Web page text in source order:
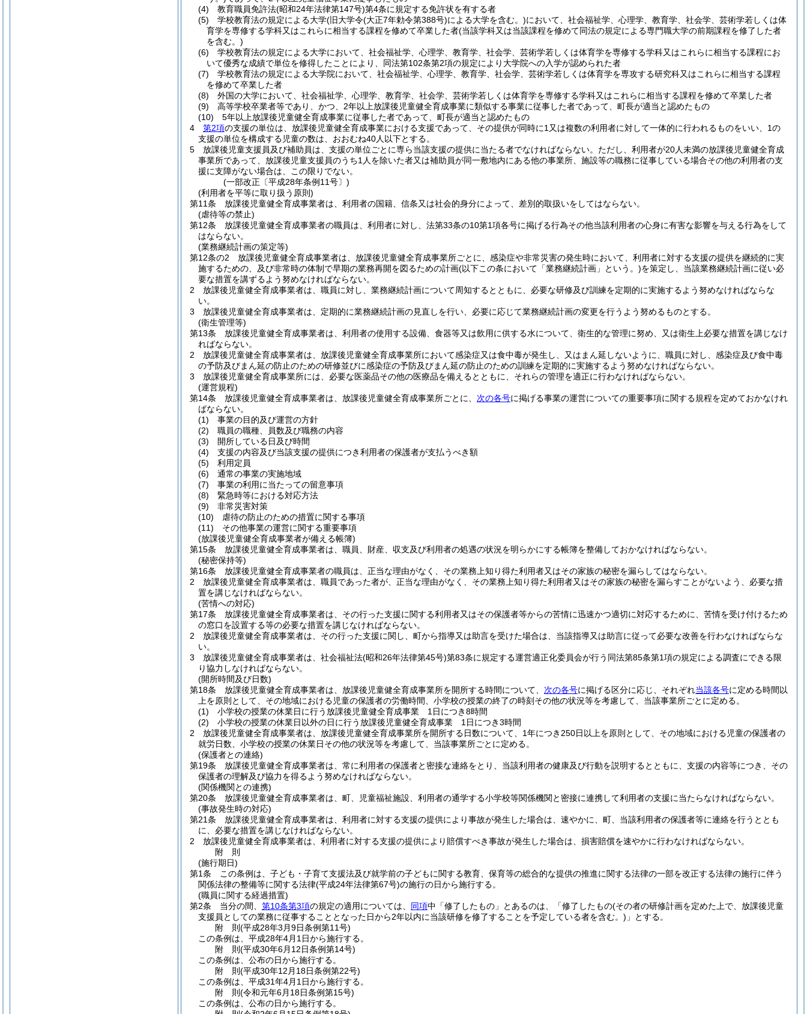
(4)
教育職員免許法(昭和24年法律第147号)第4条に規定する免許状を有する者
(5)
学校教育法の規定による大学(旧大学令(大正7年勅令第388号)による大学を含む。)において、社会福祉学、心理学、教育学、社会学、芸術学若しくは体
育学を専修する学科又はこれらに相当する課程を修めて卒業した者(当該学科又は当該課程を修めて同法の規定による専門職大学の前期課程を修了した者
を含む。)
(6)
学校教育法の規定による大学において、社会福祉学、心理学、教育学、社会学、芸術学若しくは体育学を専修する学科又はこれらに相当する課程にお
いて優秀な成績で単位を修得したことにより、同法第102条第2項の規定により大学院への入学が認められた者
(7)
学校教育法の規定による大学院において、社会福祉学、心理学、教育学、社会学、芸術学若しくは体育学を専攻する研究科又はこれらに相当する課程
を修めて卒業した者
(8)
外国の大学において、社会福祉学、心理学、教育学、社会学、芸術学若しくは体育学を専修する学科又はこれらに相当する課程を修めて卒業した者
(9)
高等学校卒業者等であり、かつ、2年以上放課後児童健全育成事業に類似する事業に従事した者であって、町長が適当と認めたもの
(10)
5年以上放課後児童健全育成事業に従事した者であって、町長が適当と認めたもの
4
第2項の支援の単位は、放課後児童健全育成事業における支援であって、その提供が同時に1又は複数の利用者に対して一体的に行われるものをいい、1の
支援の単位を構成する児童の数は、おおむね40人以下とする。
5
放課後児童支援員及び補助員は、支援の単位ごとに専ら当該支援の提供に当たる者でなければならない。 ただし、利用者が20人未満の放課後児童健全育成
事業所であって、放課後児童支援員のうち1人を除いた者又は補助員が同一敷地内にある他の事業所、施設等の職務に従事している場合その他の利用者の支
援に支障がない場合は、この限りでない。
(一部改正〔平成28年条例11号〕)
(利用者を平等に取り扱う原則)
第11条
放課後児童健全育成事業者は、利用者の国籍、信条又は社会的身分によって、差別的取扱いをしてはならない。
(虐待等の禁止)
第12条
放課後児童健全育成事業者の職員は、利用者に対し、法第33条の10第1項各号に掲げる行為その他当該利用者の心身に有害な影響を与える行為をして
はならない。
(業務継続計画の策定等)
第12条の2
放課後児童健全育成事業者は、放課後児童健全育成事業所ごとに、感染症や非常災害の発生時において、利用者に対する支援の提供を継続的に実
施するための、及び非常時の体制で早期の業務再開を図るための計画(以下この条において「業務継続計画」という。)を策定し、当該業務継続計画に従い必
要な措置を講ずるよう努めなければならない。
2
放課後児童健全育成事業者は、職員に対し、業務継続計画について周知するとともに、必要な研修及び訓練を定期的に実施するよう努めなければならな
い。
3
放課後児童健全育成事業者は、定期的に業務継続計画の見直しを行い、必要に応じて業務継続計画の変更を行うよう努めるものとする。
(衛生管理等)
第13条
放課後児童健全育成事業者は、利用者の使用する設備、食器等又は飲用に供する水について、衛生的な管理に努め、又は衛生上必要な措置を講じなけ
ればならない。
2
放課後児童健全育成事業者は、放課後児童健全育成事業所において感染症又は食中毒が発生し、又はまん延しないように、職員に対し、感染症及び食中毒
の予防及びまん延の防止のための研修並びに感染症の予防及びまん延の防止のための訓練を定期的に実施するよう努めなければならない。
3
放課後児童健全育成事業所には、必要な医薬品その他の医療品を備えるとともに、それらの管理を適正に行わなければならない。
(運営規程)
第14条
放課後児童健全育成事業者は、放課後児童健全育成事業所ごとに、 次の各号に掲げる事業の運営についての重要事項に関する規程を定めておかなけれ
ばならない。
(1)
事業の目的及び運営の方針
(2)
職員の職種、員数及び職務の内容
(3)
開所している日及び時間
(4)
支援の内容及び当該支援の提供につき利用者の保護者が支払うべき額
(5)
利用定員
(6)
通常の事業の実施地域
(7)
事業の利用に当たっての留意事項
(8)
緊急時等における対応方法
(9)
非常災害対策
(10)
虐待の防止のための措置に関する事項
(11)
その他事業の運営に関する重要事項
(放課後児童健全育成事業者が備える帳簿)
第15条
放課後児童健全育成事業者は、職員、財産、収支及び利用者の処遇の状況を明らかにする帳簿を整備しておかなければならない。
(秘密保持等)
第16条
放課後児童健全育成事業者の職員は、正当な理由がなく、その業務上知り得た利用者又はその家族の秘密を漏らしてはならない。
2
放課後児童健全育成事業者は、職員であった者が、正当な理由がなく、その業務上知り得た利用者又はその家族の秘密を漏らすことがないよう、必要な措
置を講じなければならない。
(苦情への対応)
第17条
放課後児童健全育成事業者は、その行った支援に関する利用者又はその保護者等からの苦情に迅速かつ適切に対応するために、苦情を受け付けるため
の窓口を設置する等の必要な措置を講じなければならない。
2
放課後児童健全育成事業者は、その行った支援に関し、町から指導又は助言を受けた場合は、当該指導又は助言に従って必要な改善を行わなければならな
い。
3
放課後児童健全育成事業者は、社会福祉法(昭和26年法律第45号)第83条に規定する運営適正化委員会が行う同法第85条第1項の規定による調査にできる限
り協力しなければならない。
(開所時間及び日数)
第18条
放課後児童健全育成事業者は、放課後児童健全育成事業所を開所する時間について、 次の各号に掲げる区分に応じ、それぞれ当該各号に定める時間以
上を原則として、その地域における児童の保護者の労働時間、小学校の授業の終了の時刻その他の状況等を考慮して、当該事業所ごとに定める。
(1)
小学校の授業の休業日に行う放課後児童健全育成事業 1日につき8時間
(2)
小学校の授業の休業日以外の日に行う放課後児童健全育成事業 1日につき3時間
2
放課後児童健全育成事業者は、放課後児童健全育成事業所を開所する日数について、1年につき250日以上を原則として、その地域における児童の保護者の
就労日数、小学校の授業の休業日その他の状況等を考慮して、当該事業所ごとに定める。
(保護者との連絡)
第19条
放課後児童健全育成事業者は、常に利用者の保護者と密接な連絡をとり、当該利用者の健康及び行動を説明するとともに、支援の内容等につき、その
保護者の理解及び協力を得るよう努めなければならない。
(関係機関との連携)
第20条
放課後児童健全育成事業者は、町、児童福祉施設、利用者の通学する小学校等関係機関と密接に連携して利用者の支援に当たらなければならない。
(事故発生時の対応)
第21条
放課後児童健全育成事業者は、利用者に対する支援の提供により事故が発生した場合は、速やかに、町、当該利用者の保護者等に連絡を行うととも
に、必要な措置を講じなければならない。
2
放課後児童健全育成事業者は、利用者に対する支援の提供により賠償すべき事故が発生した場合は、損害賠償を速やかに行わなければならない。
附 則
(施行期日)
第1条
この条例は、子ども・子育て支援法及び就学前の子どもに関する教育、保育等の総合的な提供の推進に関する法律の一部を改正する法律の施行に伴う
関係法律の整備等に関する法律(平成24年法律第67号)の施行の日から施行する。
(職員に関する経過措置)
第2条
当分の間、 第10条第3項の規定の適用については、 同項中「修了したもの」とあるのは、「修了したもの(その者の研修計画を定めた上で、放課後児童
支援員としての業務に従事することとなった日から2年以内に当該研修を修了することを予定している者を含む。) 」とする。
附 則(平成28年3月9日条例第11号)
この条例は、平成28年4月1日から施行する。
附 則(平成30年6月12日条例第14号)
この条例は、公布の日から施行する。
附 則(平成30年12月18日条例第22号)
この条例は、平成31年4月1日から施行する。
附 則(令和元年6月18日条例第15号)
この条例は、公布の日から施行する。